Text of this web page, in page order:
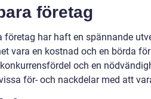
företag
företag har haft en spännande
vara en kostnad och en börda
och en
för- och nackdelar med att